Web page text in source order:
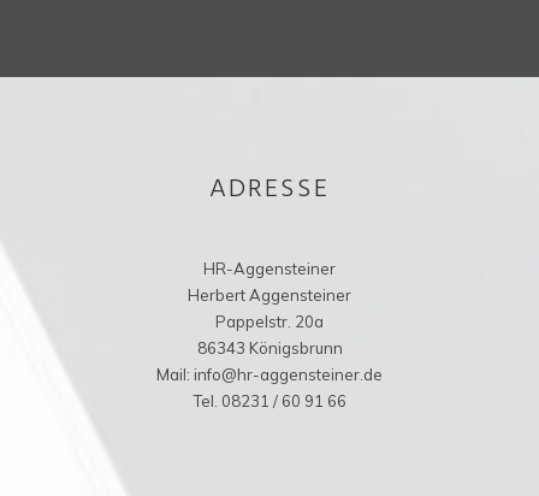
ADRESSE
HR-Aggensteiner
Herbert Aggensteiner
Pappelstr. 20a
86343 Königsbrunn
Mail: info@hr-aggensteiner.de
Tel. 08231 / 60 91 66